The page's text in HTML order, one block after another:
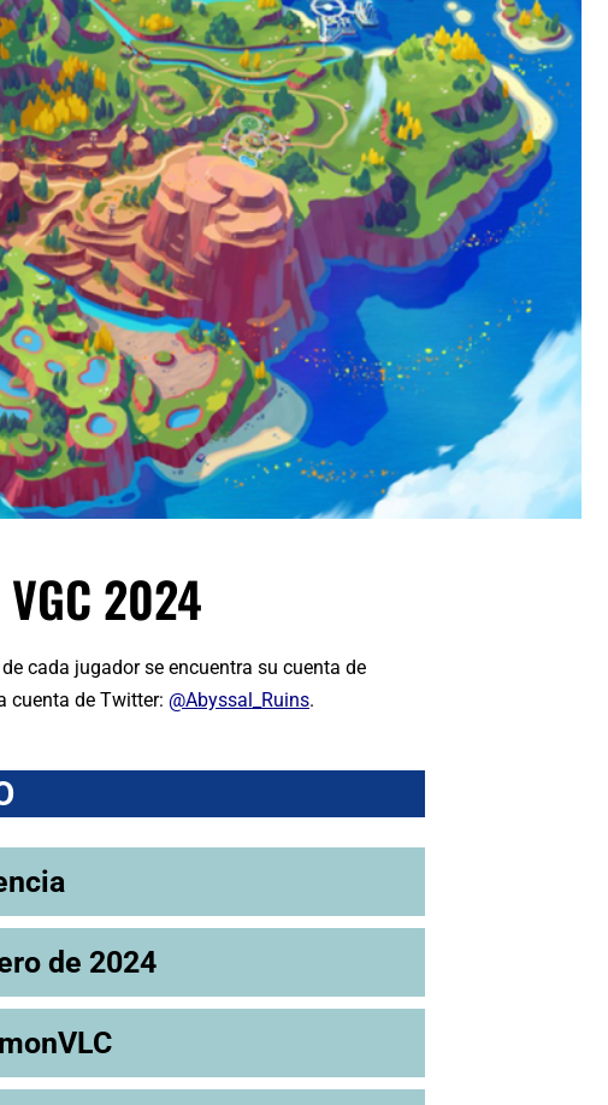
VGC 2024
cada jugador se encuentra su cuenta de
cuenta de Twitter: @Abyssal_Ruins.
de 2024